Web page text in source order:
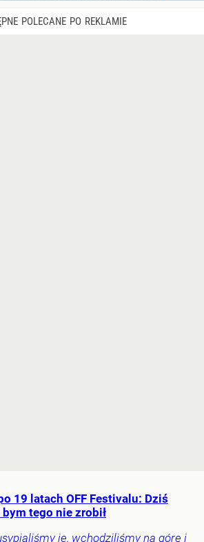
19 latach OFF Festivalu: Dziś
tego nie zrobił
je, wchodziliśmy na górę i